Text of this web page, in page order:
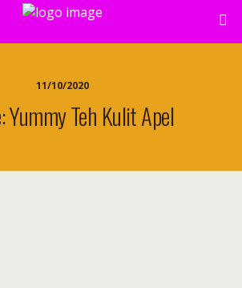
11/10/2020
Yummy Teh Kulit Apel